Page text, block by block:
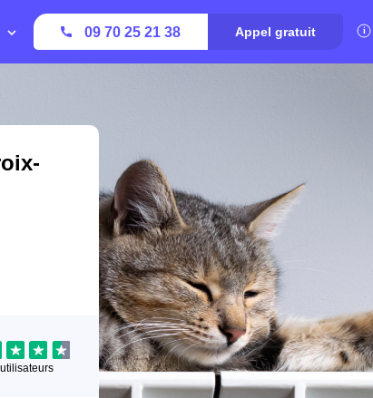
09 70 25 21 38 Appel gratuit